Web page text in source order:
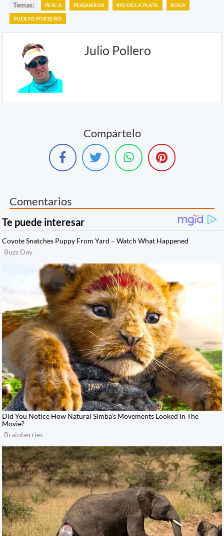
Temas: PESCA PESQUEROS RÍO DE LA PLATA BOGA
PUERTO PORTEÑO
Julio Pollero
Compártelo
Comentarios